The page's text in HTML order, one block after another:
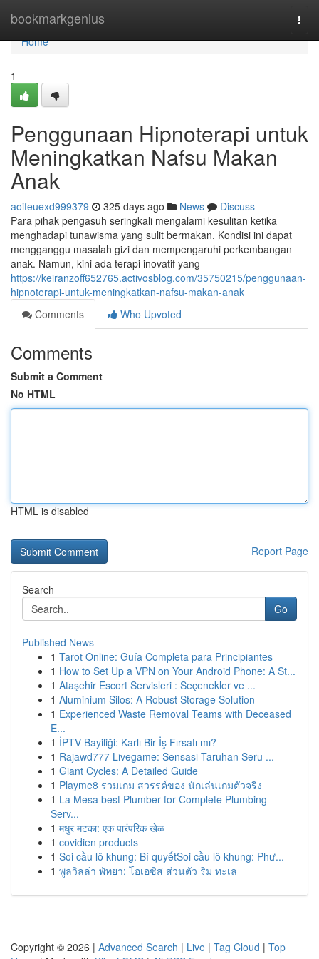
bookmarkgenius
Home
Home
1
Penggunaan Hipnoterapi untuk
Meningkatkan Nafsu Makan
Anak
aoifeuexd999379 325 days ago News
Discuss
Para pihak pengasuh seringkali mengalami kesulitan ketika
menghadapi tunawisma yang sulit bermakan. Kondisi ini dapat
mengganggu masalah gizi dan mempengaruhi perkembangan
anak. Namun, kini ada terapi inovatif yang
https://keiranzoff652765.activosblog.com/35750215/penggunaan-
hipnoterapi-untuk-meningkatkan-nafsu-makan-anak
Comments
Who Upvoted
Comments
Submit a Comment
No HTML
HTML is disabled
Report Page
Search
Go
Published News
1 Tarot Online: Guía Completa para Principiantes
1 How to Set Up a VPN on Your Android Phone: A St...
1 Ataşehir Escort Servisleri : Seçenekler ve ...
1 Aluminium Silos: A Robust Storage Solution
1 Experienced Waste Removal Teams with Deceased
E...
1 İPTV Bayiliği: Karlı Bir İş Fırsatı mı?
1 Rajawd777 Livegame: Sensasi Taruhan Seru ...
1 Giant Cycles: A Detailed Guide
1 Playme8 รวมเกม สวรรค์ของ นักเล่นเกมตัวจริง
1 La Mesa best Plumber for Complete Plumbing
Serv...
1 मधुर मटका: एक पारंपरिक खेळ
1 covidien products
1 Soi cầu lô khung: Bí quyếtSoi cầu lô khung: Phư...
1 พูลวิลล่า พัทยา: โอเอซิส ส่วนตัว ริม ทะเล
Copyright © 2026 | Advanced Search | Live | Tag Cloud | Top